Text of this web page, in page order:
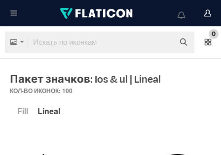
0
Пакет значков: Ios & ul | Lineal
КОЛ-ВО ИКОНОК: 100
Fill Lineal